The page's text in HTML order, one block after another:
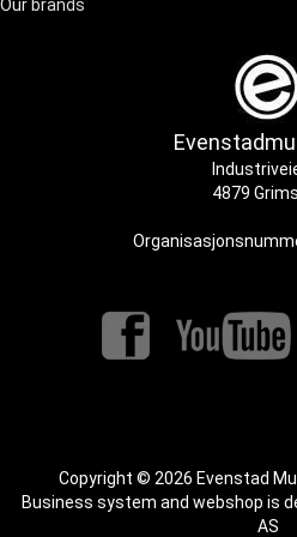
Our brands
4879
Copyright © 2026 Evenstad
Business system and webshop is
AS